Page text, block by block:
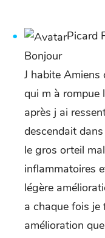
Picard
Bonjour
J habite
qui m à rompue
après j ai
descendait
le gros orteil
inflammatoires
légère
a chaque fois je
amélioration